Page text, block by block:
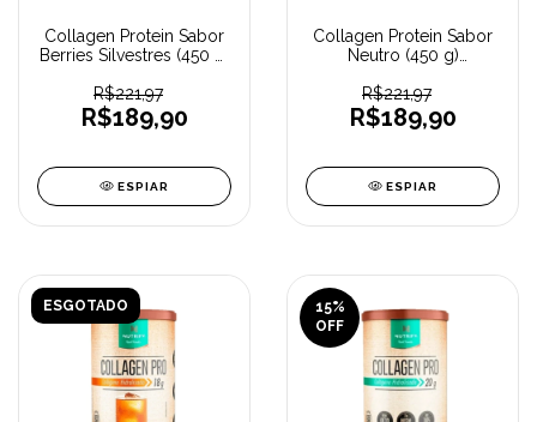
Collagen Protein Sabor
Berries Silvestres (450 g)
R$221,97
R$189,90
ESPIAR
Collagen Protein Sabor
Neutro (450 g)
R$221,97
R$189,90
ESPIAR
ESGOTADO 15%
OFF